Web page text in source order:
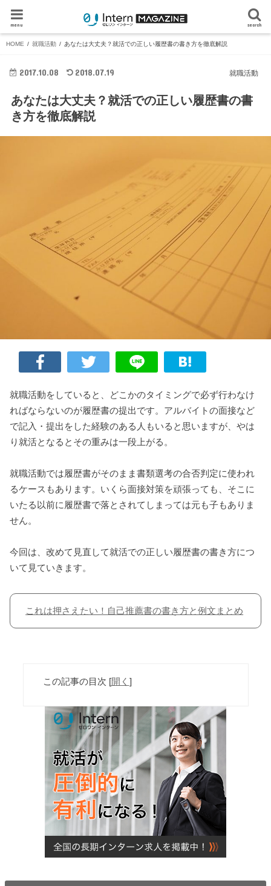
search
menu
HOME 就職活動 あなたは大丈夫？就活での正しい履歴書の書き方を徹底解説
就職活動
2017.10.08 2018.07.19
あなたは大丈夫？就活での正しい履歴書の書
き方を徹底解説
就職活動をしていると、どこかのタイミングで必ず行わなけ
ればならないのが履歴書の提出です。アルバイトの面接など
で記入・提出をした経験のある人もいると思いますが、やは
り就活となるとその重みは一段上がる。
就職活動では履歴書がそのまま書類選考の合否判定に使われ
るケースもあります。いくら面接対策を頑張っても、そこに
いたる以前に履歴書で落とされてしまっては元も子もありま
せん。
今回は、改めて見直して就活での正しい履歴書の書き方につ
いて見ていきます。
これは押さえたい！自己推薦書の書き方と例文まとめ
この記事の目次 [開く ]